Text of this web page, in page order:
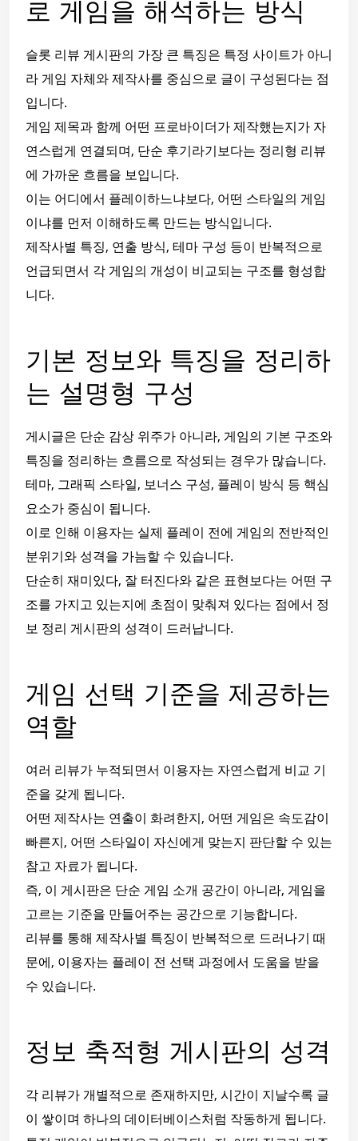
로 게임을 해석하는 방식
슬롯 리뷰 게시판의 가장 큰 특징은 특정 사이트가 아니
라 게임 자체와 제작사를 중심으로 글이 구성된다는 점
입니다.
게임 제목과 함께 어떤 프로바이더가 제작했는지가 자
연스럽게 연결되며, 단순 후기라기보다는 정리형 리뷰
에 가까운 흐름을 보입니다.
이는 어디에서 플레이하느냐보다, 어떤 스타일의 게임
이냐를 먼저 이해하도록 만드는 방식입니다.
제작사별 특징, 연출 방식, 테마 구성 등이 반복적으로
언급되면서 각 게임의 개성이 비교되는 구조를 형성합
니다.
기본 정보와 특징을 정리하
는 설명형 구성
게시글은 단순 감상 위주가 아니라, 게임의 기본 구조와
특징을 정리하는 흐름으로 작성되는 경우가 많습니다.
테마, 그래픽 스타일, 보너스 구성, 플레이 방식 등 핵심
요소가 중심이 됩니다.
이로 인해 이용자는 실제 플레이 전에 게임의 전반적인
분위기와 성격을 가늠할 수 있습니다.
단순히 재미있다, 잘 터진다와 같은 표현보다는 어떤 구
조를 가지고 있는지에 초점이 맞춰져 있다는 점에서 정
보 정리 게시판의 성격이 드러납니다.
게임 선택 기준을 제공하는
역할
여러 리뷰가 누적되면서 이용자는 자연스럽게 비교 기
준을 갖게 됩니다.
어떤 제작사는 연출이 화려한지, 어떤 게임은 속도감이
빠른지, 어떤 스타일이 자신에게 맞는지 판단할 수 있는
참고 자료가 됩니다.
즉, 이 게시판은 단순 게임 소개 공간이 아니라, 게임을
고르는 기준을 만들어주는 공간으로 기능합니다.
리뷰를 통해 제작사별 특징이 반복적으로 드러나기 때
문에, 이용자는 플레이 전 선택 과정에서 도움을 받을
수 있습니다.
정보 축적형 게시판의 성격
각 리뷰가 개별적으로 존재하지만, 시간이 지날수록 글
이 쌓이며 하나의 데이터베이스처럼 작동하게 됩니다.